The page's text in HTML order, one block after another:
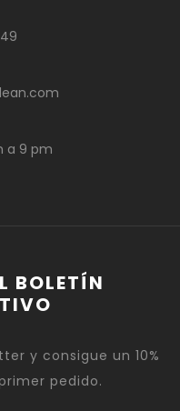
a 9 pm
BOLETÍN
y consigue un 10%
pedido.